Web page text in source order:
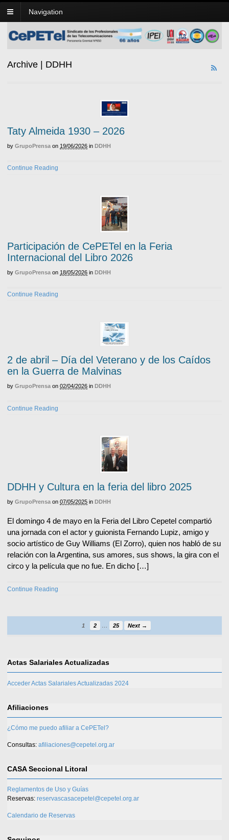
Navigation
Archive | DDHH
Taty Almeida 1930 – 2026
by GrupoPrensa on 19/06/2026 in DDHH
Continue Reading
Participación de CePETel en la Feria
Internacional del Libro 2026
by GrupoPrensa on 18/05/2026 in DDHH
Continue Reading
2 de abril – Día del Veterano y de los Caídos
en la Guerra de Malvinas
by GrupoPrensa on 02/04/2026 in DDHH
Continue Reading
DDHH y Cultura en la feria del libro 2025
by GrupoPrensa on 07/05/2025 in DDHH
El domingo 4 de mayo en la Feria del Libro Cepetel compartió
una jornada con el actor y guionista Fernando Lupiz, amigo y
socio artístico de Guy Williams (El Zorro), quien nos habló de su
relación con la Argentina, sus amores, sus shows, la gira con el
circo y la película que no fue. En dicho […]
Continue Reading
1 2 … 25 Next →
Actas Salariales Actualizadas
Acceder Actas Salariales Actualizadas 2024
Afiliaciones
¿Cómo me puedo afiliar a CePETel?
Consultas: afiliaciones@cepetel.org.ar
CASA Seccional Litoral
Reglamentos de Uso y Guías
Reservas: reservascasacepetel@cepetel.org.ar
Calendario de Reservas